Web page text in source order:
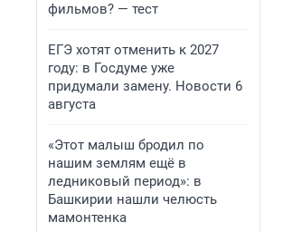
фильмов? — тест
ЕГЭ хотят отменить к 2027
году: в Госдуме уже
придумали замену. Новости 6
августа
«Этот малыш бродил по
нашим землям ещё в
ледниковый период»: в
Башкирии нашли челюсть
мамонтенка